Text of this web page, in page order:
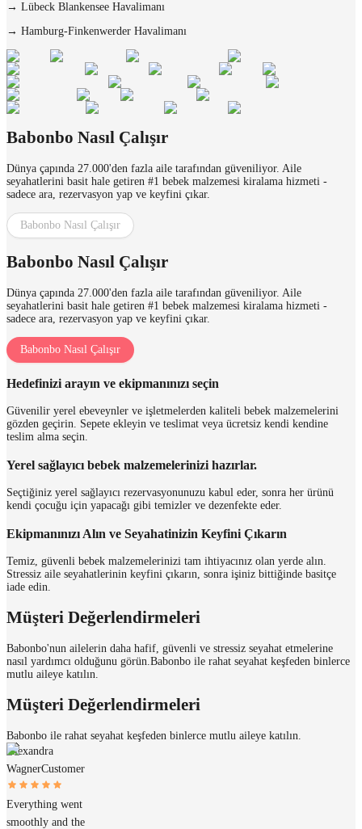
→ Lübeck Blankensee Havalimanı
→ Hamburg-Finkenwerder Havalimanı
Babonbo Nasıl Çalışır
Dünya çapında 27.000'den fazla aile tarafından güveniliyor. Aile
seyahatlerini basit hale getiren #1 bebek malzemesi kiralama hizmeti -
sadece ara, rezervasyon yap ve keyfini çıkar.
Babonbo Nasıl Çalışır
Babonbo Nasıl Çalışır
Dünya çapında 27.000'den fazla aile tarafından güveniliyor. Aile
seyahatlerini basit hale getiren #1 bebek malzemesi kiralama hizmeti -
sadece ara, rezervasyon yap ve keyfini çıkar.
Babonbo Nasıl Çalışır
Hedefinizi arayın ve ekipmanınızı seçin
Güvenilir yerel ebeveynler ve işletmelerden kaliteli bebek malzemelerini
gözden geçirin. Sepete ekleyin ve teslimat veya ücretsiz kendi kendine
teslim alma seçin.
Yerel sağlayıcı bebek malzemelerinizi hazırlar.
Seçtiğiniz yerel sağlayıcı rezervasyonunuzu kabul eder, sonra her ürünü
kendi çocuğu için yapacağı gibi temizler ve dezenfekte eder.
Ekipmanınızı Alın ve Seyahatinizin Keyfini Çıkarın
Temiz, güvenli bebek malzemelerinizi tam ihtiyacınız olan yerde alın.
Stressiz aile seyahatlerinin keyfini çıkarın, sonra işiniz bittiğinde basitçe
iade edin.
Müşteri Değerlendirmeleri
Babonbo'nun ailelerin daha hafif, güvenli ve stressiz seyahat etmelerine
nasıl yardımcı olduğunu görün. Babonbo ile rahat seyahat keşfeden binlerce
mutlu aileye katılın.
Müşteri Değerlendirmeleri
Babonbo ile rahat seyahat keşfeden binlerce mutlu aileye katılın.
Alexandra
WagnerCustomer
Everything went
smoothly and the